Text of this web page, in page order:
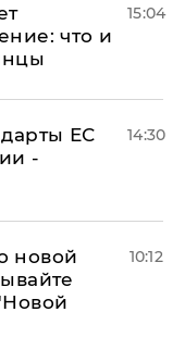
что и
15:04
ЕС
-
14:30
новой
10:12